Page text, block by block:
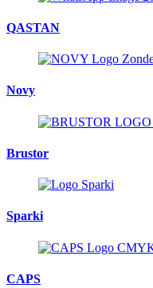
QASTAN
Novy
Brustor
Sparki
CAPS